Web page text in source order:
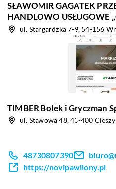
SŁAWOMIR GAGATEK
HANDLOWO USŁUGOWE
ul. Stargardzka 7-9, 54-156
TIMBER Bolek i Gryczman
ul. Stawowa 48, 43-400
48730807390
https://novipawilony.pl